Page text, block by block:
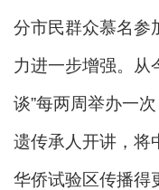
分市民群众慕名参
力进一步增强。从
谈”每两周举办一
遗传承人开讲，将
华侨试验区传播得更